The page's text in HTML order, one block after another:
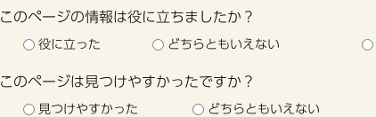
このページの情報は役に立ちましたか？
役に立った どちらともいえない
このページは見つけやすかったですか？
見つけやすかった どちらともいえない